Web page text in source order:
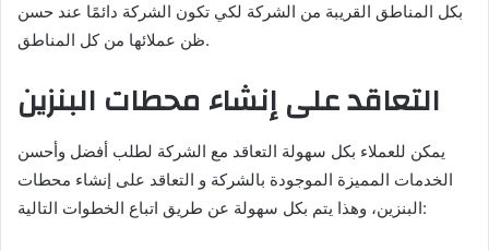
بكل المناطق القريبة من الشركة لكي تكون الشركة دائمًا عند حسن
ظن عملائها من كل المناطق.
التعاقد على إنشاء محطات البنزين
يمكن للعملاء بكل سهولة التعاقد مع الشركة لطلب أفضل وأحسن
الخدمات المميزة الموجودة بالشركة و التعاقد على إنشاء محطات
البنزين، وهذا يتم بكل سهولة عن طريق اتباع الخطوات التالية: